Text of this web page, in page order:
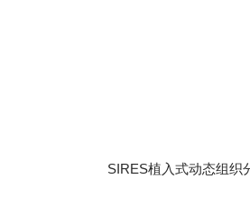
SIRES植入式动态组织